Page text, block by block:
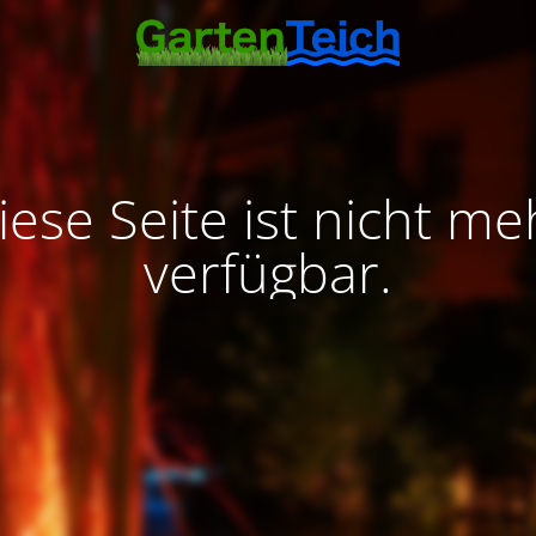
Seite ist nicht
verfügbar.